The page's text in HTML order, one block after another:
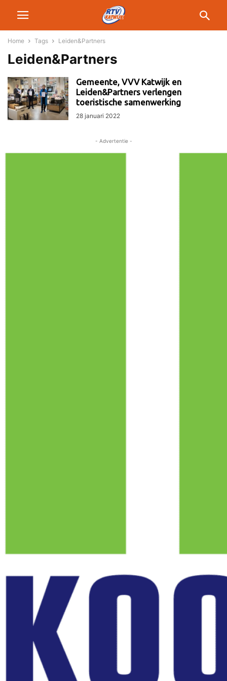
Home Tags Leiden&Partners
Leiden&Partners
Gemeente, VVV Katwijk en
Leiden&Partners verlengen
toeristische samenwerking
28 januari 2022
- Advertentie -